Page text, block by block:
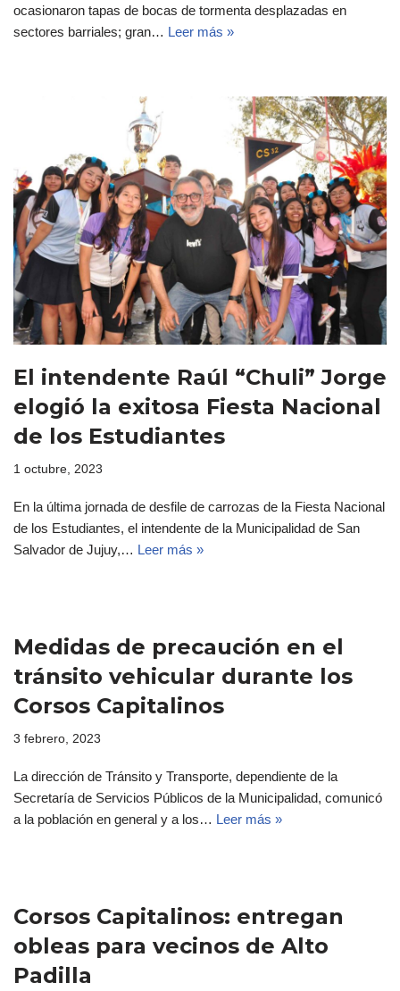
ocasionaron tapas de bocas de tormenta desplazadas en
sectores barriales; gran… Leer más »
El intendente Raúl “Chuli” Jorge
elogió la exitosa Fiesta Nacional
de los Estudiantes
1 octubre, 2023
En la última jornada de desfile de carrozas de la Fiesta Nacional
de los Estudiantes, el intendente de la Municipalidad de San
Salvador de Jujuy,… Leer más »
Medidas de precaución en el
tránsito vehicular durante los
Corsos Capitalinos
3 febrero, 2023
La dirección de Tránsito y Transporte, dependiente de la
Secretaría de Servicios Públicos de la Municipalidad, comunicó
a la población en general y a los… Leer más »
Corsos Capitalinos: entregan
obleas para vecinos de Alto
Padilla